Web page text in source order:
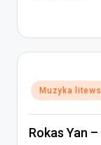
Posted
in
Muzyka
Rokas Yan